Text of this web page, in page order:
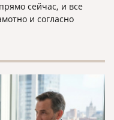
сейчас, и все
и согласно